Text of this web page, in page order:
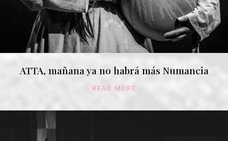
ATTA, mañana ya no habrá más Numancia
READ MORE